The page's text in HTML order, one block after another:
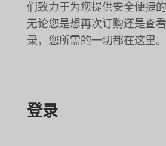
们致力于为您提供安全便捷的
无论您是想再次订购还是查
录，您所需的一切都在这里。
登录